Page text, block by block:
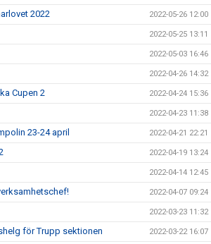
2022 2022-05-26 12:00
2022-05-25 13:11
2022-05-03 16:46
2022-04-26 14:32
Cupen 2 2022-04-24 15:36
2022-04-23 11:38
23-24 april 2022-04-21 22:21
2022-04-19 13:24
2022-04-14 12:45
2022-04-07 09:24
2022-03-23 11:32
för Trupp sektionen 2022-03-22 16:07